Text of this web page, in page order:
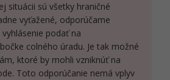
situácii sú všetky hraničné
vyťažené, odporúčame
podať na
colného úradu. Je tak možné
ktoré by mohli vzniknúť na
Toto odporúčanie nemá vplyv